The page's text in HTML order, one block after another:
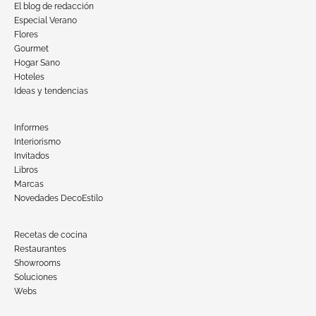
El blog de redacción
Especial Verano
Flores
Gourmet
Hogar Sano
Hoteles
Ideas y tendencias
Informes
Interiorismo
Invitados
Libros
Marcas
Novedades DecoEstilo
Recetas de cocina
Restaurantes
Showrooms
Soluciones
Webs